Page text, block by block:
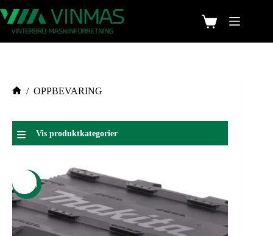
/ OPPBEVARING
Vis produktkategorier
-39%